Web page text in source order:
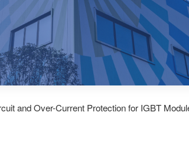
and Over-Current Protection for IGBT